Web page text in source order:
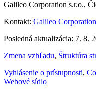
Galileo Corporation s.r.o.,
Kontakt: Galileo
Posledná aktualizácia: 7. 8.
Zmena vzhľadu, Štruktúra
Vyhlásenie o prístupnosti,
Webové sídlo